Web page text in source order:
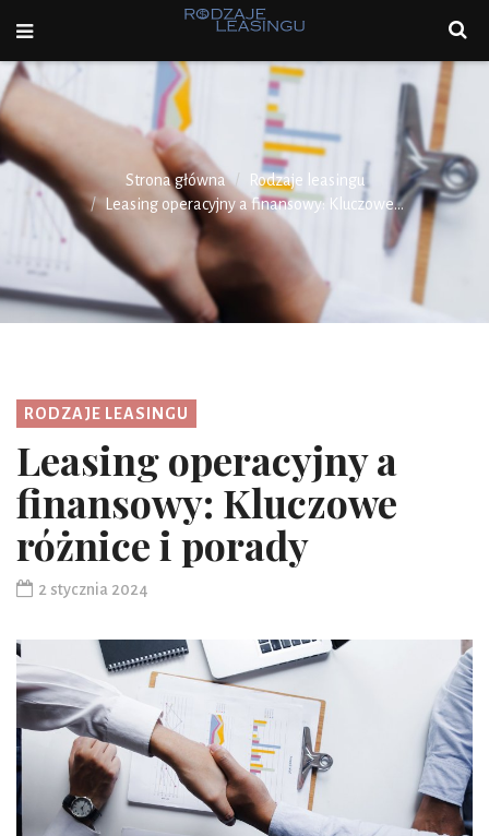
Strona główna
Rodzaje leasingu
Leasing operacyjny a finansowy: Kluczowe...
RODZAJE LEASINGU
Leasing operacyjny a
finansowy: Kluczowe
różnice i porady
2 stycznia 2024